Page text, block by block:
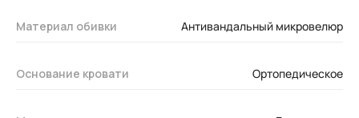
Материал обивки Антивандальный микровелюр
Основание кровати Ортопедическое